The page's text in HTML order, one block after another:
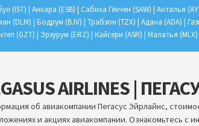
(IST) | Анкара (ESB) | Сабиха Гёкчен (SAW) | Анталья
(DLM) | Бодрум (BJV) | Трабзон (TZX) | Адана (ADA) |
(GZT) | Эрзурум (ERZ) | Кайсери (ASR) | Малатья
AIRLINES |
об авиакомпании Пегасус Эйрлайнс,
и акциях авиакомпании. Ознакомьтесь с